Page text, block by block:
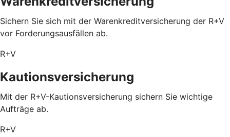
Sichern Sie sich mit der Warenkreditversicherung der R+V
vor Forderungsausfällen ab.
R+V
Kautionsversicherung
Mit der R+V-Kautionsversicherung sichern Sie wichtige
Aufträge ab.
R+V